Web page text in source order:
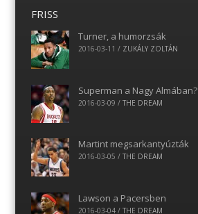
FRISS
Turner, a humorzsák
2016-03-11 / ZUKÁLY ZOLTÁN
Superman a Nagy Almában?
2016-03-09 / THE DREAM
Martint megsarkantyúzták
2016-03-05 / THE DREAM
Lawson a Pacersben
2016-03-04/ THE DREAM